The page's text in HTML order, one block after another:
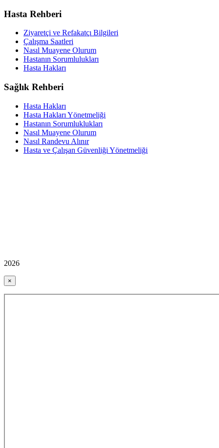
Hasta Rehberi
Ziyaretçi ve Refakatçı Bilgileri
Çalışma Saatleri
Nasıl Muayene Olurum
Hastanın Sorumlulukları
Hasta Hakları
Sağlık Rehberi
Hasta Hakları
Hasta Hakları Yönetmeliği
Hastanın Sorumluklukları
Nasıl Muayene Olurum
Nasıl Randevu Alınır
Hasta ve Çalışan Güvenliği Yönetmeliği
2026
×